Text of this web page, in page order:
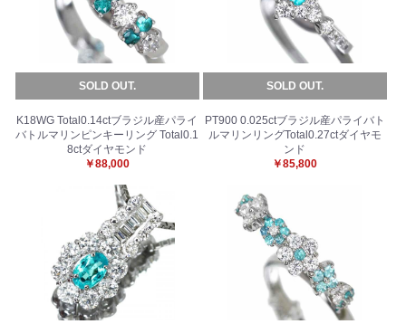
SOLD OUT.
K18WG Total0.14ctブラジル産パライ
バトルマリンピンキーリング Total0.1
8ctダイヤモンド
￥88,000
SOLD OUT.
PT900 0.025ctブラジル産パライバト
ルマリンリングTotal0.27ctダイヤモ
ンド
￥85,800